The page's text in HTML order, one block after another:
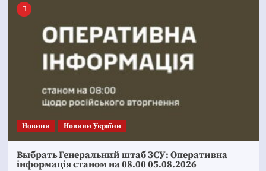
Новини Новини України
Выбрать Генеральний штаб ЗСУ: Оперативна
інформація станом на 08.00 05.08.2026